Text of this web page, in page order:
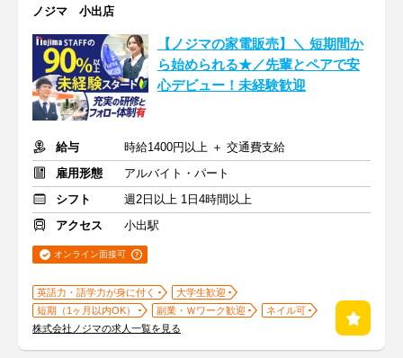
ノジマ 小出店
【ノジマの家電販売】＼ 短期間か
ら始められる★／先輩とペアで安
心デビュー！未経験歓迎
給与
時給1400円以上 ＋ 交通費支給
雇用形態
アルバイト・パート
シフト
週2日以上 1日4時間以上
アクセス
小出駅
オンライン面接可
英語力・語学力が身に付く
大学生歓迎
短期（1ヶ月以内OK）
副業・Ｗワーク歓迎
ネイル可
株式会社ノジマの求人一覧を見る